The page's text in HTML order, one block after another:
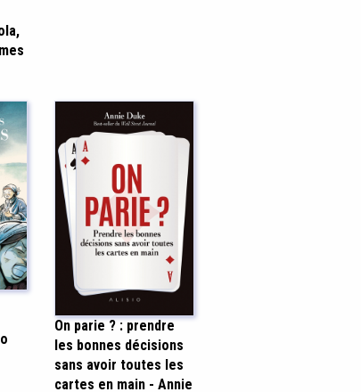
On parie ? : prendre
les bonnes décisions
sans avoir toutes les
cartes en main - Annie